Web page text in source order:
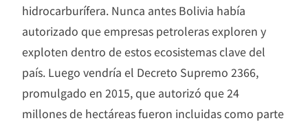
hidrocarburífera. Nunca antes Bolivia había
autorizado que empresas petroleras exploren y
exploten dentro de estos ecosistemas clave del
país. Luego vendría el Decreto Supremo 2366,
promulgado en 2015, que autorizó que 24
millones de hectáreas fueron incluidas como parte